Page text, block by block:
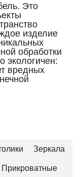
Это
изделие
обработки
экологичен:
вредных
Зеркала
Прикроватные